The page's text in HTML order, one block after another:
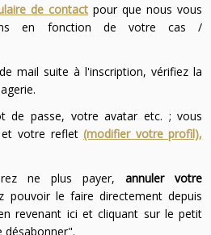
de contact pour que nous vous
en fonction de votre cas /
mail suite à l'inscription, vérifiez la
de passe, votre avatar etc. ; vous
et votre reflet(modifier votre profil),
ne plus payer,annuler votre
pouvoir le faire directement depuis
revenant ici et cliquant sur le petit
désabonner".